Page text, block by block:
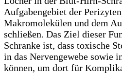
Aufgabengebiet der
Makromolekülen und dem
schließen. Das Ziel dieser
Schranke ist, dass toxische
in das Nervengewebe sowie
können, um dort für